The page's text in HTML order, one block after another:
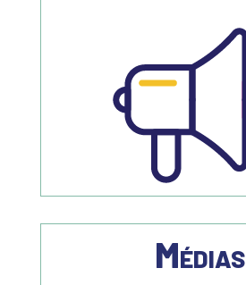
Médias